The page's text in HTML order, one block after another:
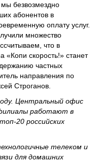
безвозмездно
абонентов в
оплату услуг.
множество
что в
«Копи скорость!» станет
частных
направления по
Строганов.
Центральный офис
работают в
20 российских
телеком и
для домашних